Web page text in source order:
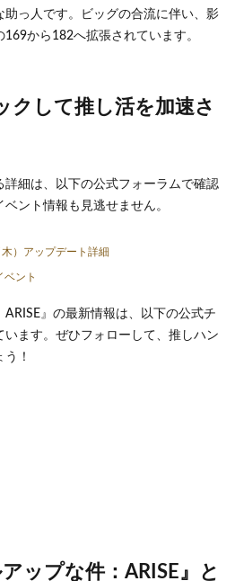
助っ人です。ビッグの合流に伴い、影
から182へ拡張されています。
クして推し活を加速さ
細は、以下の公式フォーラムで確認
ント情報も見逃せません。
）アップデート詳細
ベント
ARISE』の最新情報は、以下の公式チ
います。ぜひフォローして、推しハン
！
ップな件：ARISE』と